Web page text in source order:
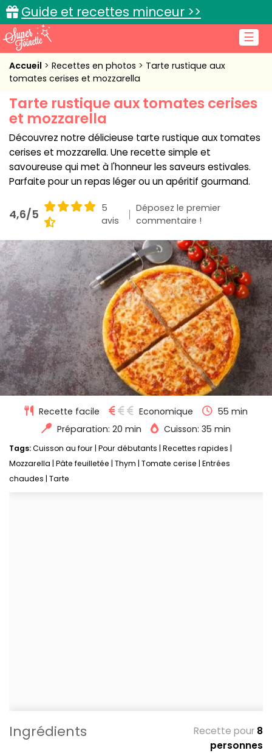
☰
Guide et recettes minceur >>
Accueil
Cuisine pratique
L'actu cuisine
Connexion
Accueil Recettes en photos
Tarte rustique aux
tomates cerises et mozzarella
Tarte rustique aux tomates cerises
et mozzarella
Découvrez notre délicieuse tarte rustique aux tomates
cerises et mozzarella. Une recette simple et
savoureuse qui met à l'honneur les saveurs estivales.
Parfaite pour un repas léger ou un apéritif gourmand.
4,6/5
5
avis
Déposez le premier
commentaire !
Recette facile Economique
55 min
Préparation: 20 min
Cuisson: 35 min
Tags:Cuisson au four Pour débutants Recettes rapides
Mozzarella Pâte feuilletée Thym Tomate cerise Entrées
chaudes Tarte
Ingrédients Recette pour 8
personnes